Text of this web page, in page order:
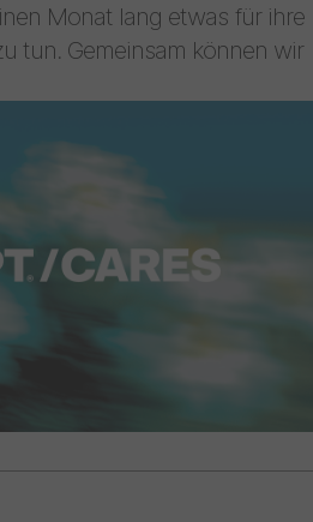
Monat lang etwas für ihre
tun. Gemeinsam können wir